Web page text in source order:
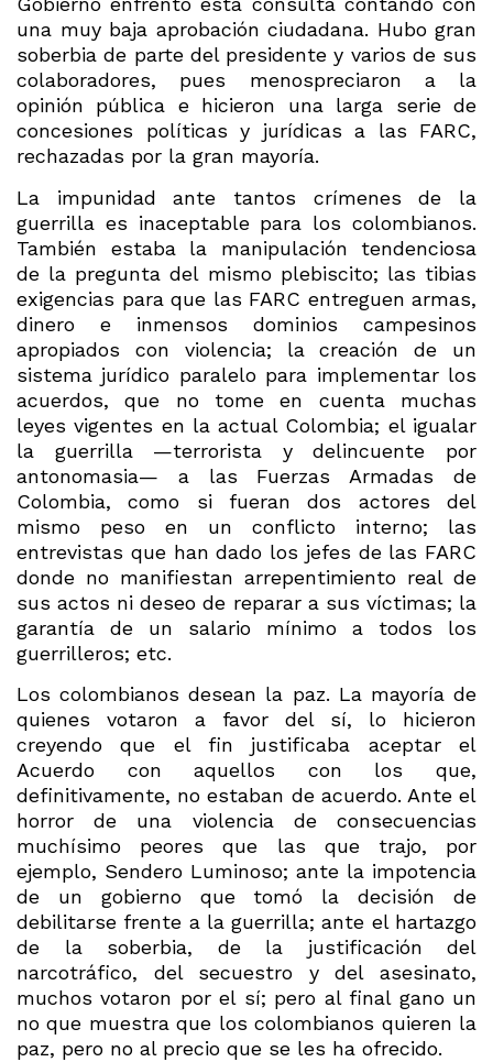
una muy baja aprobación ciudadana. Hubo gran
soberbia de parte del presidente y varios de sus
colaboradores, pues menospreciaron a la
opinión pública e hicieron una larga serie de
concesiones políticas y jurídicas a las FARC,
rechazadas por la gran mayoría.
La impunidad ante tantos crímenes de la
guerrilla es inaceptable para los colombianos.
También estaba la manipulación tendenciosa
de la pregunta del mismo plebiscito; las tibias
exigencias para que las FARC entreguen armas,
dinero e inmensos dominios campesinos
apropiados con violencia; la creación de un
sistema jurídico paralelo para implementar los
acuerdos, que no tome en cuenta muchas
leyes vigentes en la actual Colombia; el igualar
la guerrilla —terrorista y delincuente por
antonomasia— a las Fuerzas Armadas de
Colombia, como si fueran dos actores del
mismo peso en un conflicto interno; las
entrevistas que han dado los jefes de las FARC
donde no manifiestan arrepentimiento real de
sus actos ni deseo de reparar a sus víctimas; la
garantía de un salario mínimo a todos los
guerrilleros; etc.
Los colombianos desean la paz. La mayoría de
quienes votaron a favor del sí, lo hicieron
creyendo que el fin justificaba aceptar el
Acuerdo con aquellos con los que,
definitivamente, no estaban de acuerdo. Ante el
horror de una violencia de consecuencias
muchísimo peores que las que trajo, por
ejemplo, Sendero Luminoso; ante la impotencia
de un gobierno que tomó la decisión de
debilitarse frente a la guerrilla; ante el hartazgo
de la soberbia, de la justificación del
narcotráfico, del secuestro y del asesinato,
muchos votaron por el sí; pero al final gano un
no que muestra que los colombianos quieren la
paz, pero no al precio que se les ha ofrecido.